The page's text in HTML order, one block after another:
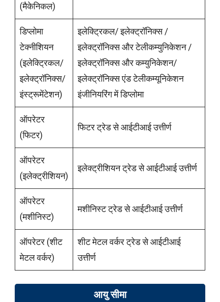
(मैकेनिकल)
डिप्लोमा
टेक्नीशियन
(इलेक्ट्रिकल/
इलेक्ट्रॉनिक्स/
इंस्ट्रूमेंटेशन)
इलेक्ट्रिकल/ इलेक्ट्रॉनिक्स /
इलेक्ट्रॉनिक्स और टेलीकम्युनिकेशन /
इलेक्ट्रॉनिक्स और कम्युनिकेशन/
इलेक्ट्रॉनिक्स एंड टेलीकम्यूनिकेशन
इंजीनियरिंग में डिप्लोमा
ऑपरेटर
(फिटर)
फिटर ट्रेड से आईटीआई उत्तीर्ण
ऑपरेटर
(इलेक्ट्रीशियन)
इलेक्ट्रीशियन ट्रेड से आईटीआई उत्तीर्ण
ऑपरेटर
(मशीनिस्ट)
मशीनिस्ट ट्रेड से आईटीआई उत्तीर्ण
ऑपरेटर (शीट
मेटल वर्कर)
शीट मेटल वर्कर ट्रेड से आईटीआई
उत्तीर्ण
आयु सीमा